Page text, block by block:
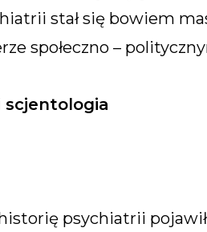
stał się bowiem
społeczno –
psychiatrii